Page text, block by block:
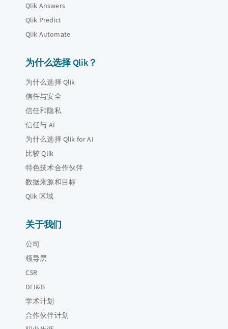
Qlik Answers
Qlik Predict
Qlik Automate
为什么选择 Qlik？
为什么选择 Qlik
信任与安全
信任和隐私
信任与 AI
为什么选择 Qlik for AI
比较 Qlik
特色技术合作伙伴
数据来源和目标
Qlik 区域
关于我们
公司
领导层
CSR
DEI&B
学术计划
合作伙伴计划